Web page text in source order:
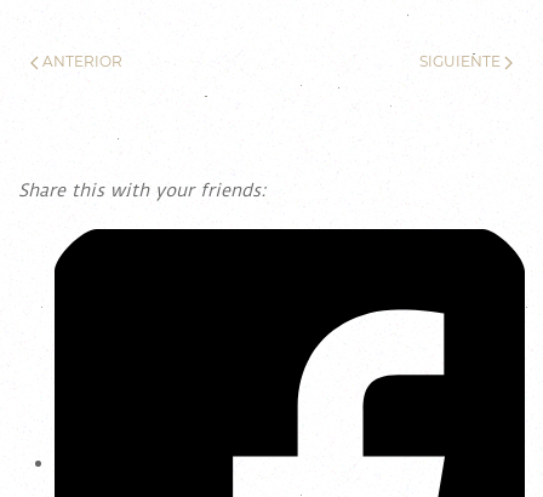
ANTERIOR SIGUIENTE
Share this with your friends: